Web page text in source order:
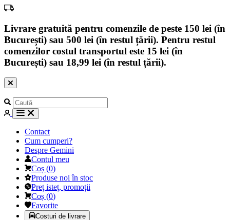
Livrare gratuită pentru comenzile de peste 150 lei (în
București) sau 500 lei (în restul țării). Pentru restul
comenzilor costul transportul este 15 lei (în
București) sau 18,99 lei (în restul țării).
Contact
Cum cumperi?
Despre Gemini
Contul meu
Coș (0)
Produse noi în stoc
Preț isteț, promoții
Coș (0)
Favorite
Costuri de livrare